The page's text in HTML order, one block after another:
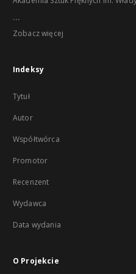
...
Zobacz więcej
Indeksy
Tytuł
Autor
Współtwórca
Promotor
Recenzent
Wydawca
Data wydania
O Projekcie